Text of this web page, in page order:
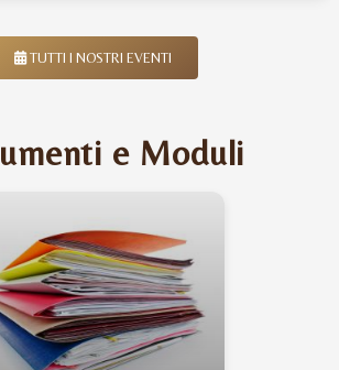
TUTTI I NOSTRI EVENTI
e Moduli